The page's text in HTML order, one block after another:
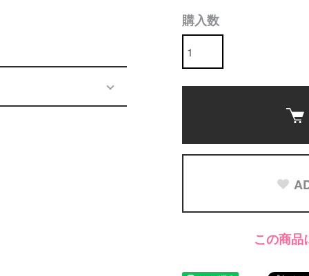
購入数
この商品